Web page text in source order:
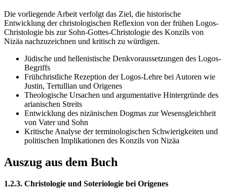
Die vorliegende Arbeit verfolgt das Ziel, die historische
Entwicklung der christologischen Reflexion von der frühen Logos-
Christologie bis zur Sohn-Gottes-Christologie des Konzils von
Nizäa nachzuzeichnen und kritisch zu würdigen.
Jüdische und hellenistische Denkvoraussetzungen des Logos-
Begriffs
Frühchristliche Rezeption der Logos-Lehre bei Autoren wie
Justin, Tertullian und Origenes
Theologische Ursachen und argumentative Hintergründe des
arianischen Streits
Entwicklung des nizänischen Dogmas zur Wesensgleichheit
von Vater und Sohn
Kritische Analyse der terminologischen Schwierigkeiten und
politischen Implikationen des Konzils von Nizäa
Auszug aus dem Buch
1.2.3. Christologie und Soteriologie bei Origenes